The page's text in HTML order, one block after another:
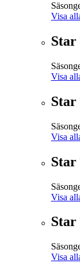
Visa
Star
Visa
Star
Visa
Visa
Visa